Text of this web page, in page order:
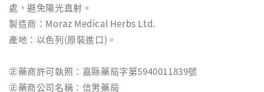
處，避免陽光直射。
製造商：Moraz Medical Herbs Ltd.
產地：以色列(原裝進口)。
㊣藥商許可執照：嘉縣藥局字第5940011839號
㊣藥商公司名稱：信男藥局